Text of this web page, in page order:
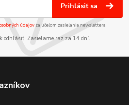
Prihlásiť sa
údajov za účelom zasielania newslettera.
odhlásiť. Zasielame raz za 14 dní.